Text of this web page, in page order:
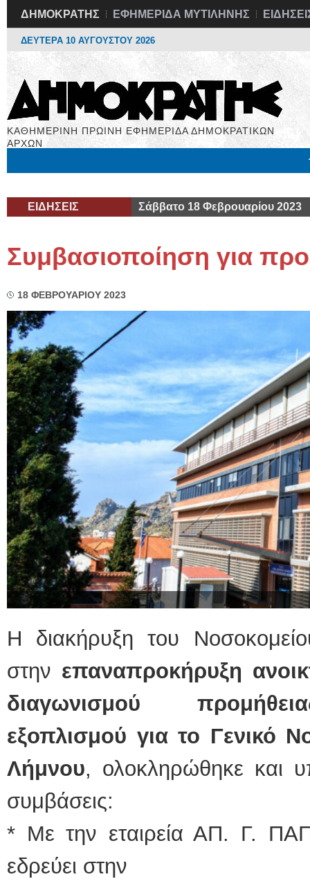
ΔΗΜΟΚΡΑΤΗΣ ΕΦΗΜΕΡΙΔΑ ΜΥΤΙΛΗΝΗΣ
ΔΕΥΤΕΡΑ 10 ΑΥΓΟΥΣΤΟΥ 2026
ΚΑΘΗΜΕΡΙΝΗ ΠΡΩΙΝΗ ΕΦΗΜΕΡΙΔΑ ΔΗΜΟΚΡΑΤΙΚΩΝ
ΑΡΧΩΝ
ΕΙΔΗΣΕΙΣ Σάββατο 18 Φεβρουαρίου 2023
Συμβασιοποίηση για
18 ΦΕΒΡΟΥΑΡΙΟΥ 2023
Η διακήρυξη του
στην επαναπροκήρυξη
διαγωνισμού
εξοπλισμού για το Γενικό
Λήμνου, ολοκληρώθηκε και
συμβάσεις:
* Με την εταιρεία ΑΠ. Γ.
εδρεύει στην